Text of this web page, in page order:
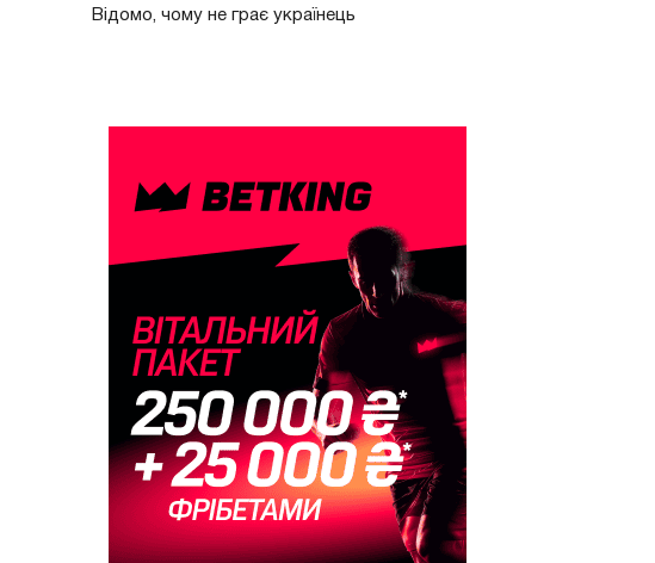
Відомо, чому не грає українець